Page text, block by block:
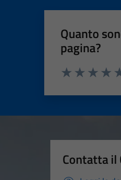
Quanto
pagina?
Contatta il